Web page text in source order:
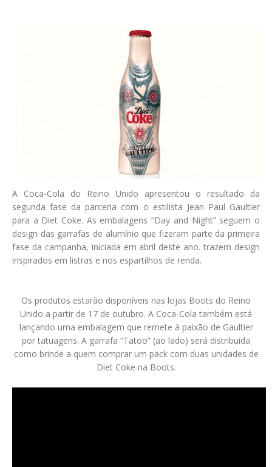
A Coca-Cola do Reino Unido apresentou o resultado da
segunda fase da parceria com o estilista Jean Paul Gaultier
para a Diet Coke. As embalagens “Day and Night” seguem o
design das garrafas de alumínio que fizeram parte da primeira
fase da campanha, iniciada em abril deste ano. trazem design
inspirados em listras e nos espartilhos de renda.
Os produtos estarão disponíveis nas lojas Boots do Reino
Unido a partir de 17 de outubro. A Coca-Cola também está
lançando uma embalagem que remete à paixão de Gaultier
por tatuagens. A garrafa “Tatoo” (ao lado) será distribuída
como brinde a quem comprar um pack com duas unidades de
Diet Coke na Boots.